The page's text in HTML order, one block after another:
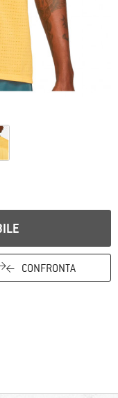
CONFRONTA
politica di recesso qui